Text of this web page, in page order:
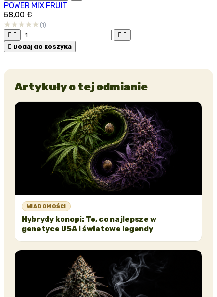
POWER MIX FRUIT
58,00 €
(1)
   
 Dodaj do koszyka
Artykuły o tej odmianie
WIADOMOŚCI
Hybrydy konopi: To, co najlepsze w
genetyce USA i światowe legendy